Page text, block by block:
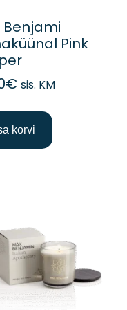
Benjami
Pink
€ sis. KM
korvi